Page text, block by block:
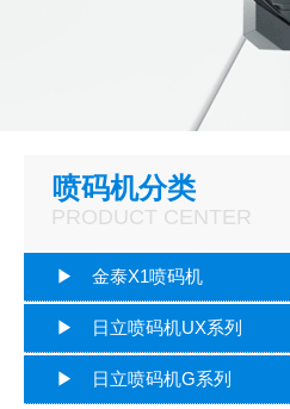
喷码机分类
PRODUCT CENTER
▶ 金泰X1喷码机
▶ 日立喷码机UX系列
▶ 日立喷码机G系列